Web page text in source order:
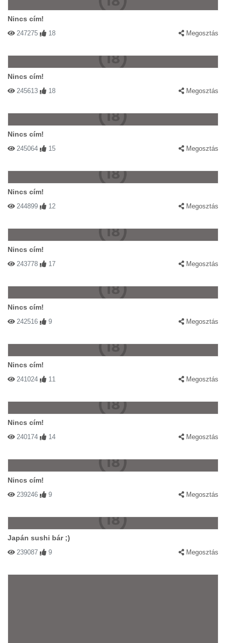
Nincs cím!
247275 18 Megosztás
Nincs cím!
245613 18 Megosztás
Nincs cím!
245064 15 Megosztás
Nincs cím!
244899 12 Megosztás
Nincs cím!
243778 17 Megosztás
Nincs cím!
242516 9 Megosztás
Nincs cím!
241024 11 Megosztás
Nincs cím!
240174 14 Megosztás
Nincs cím!
239246 9 Megosztás
Japán sushi bár ;)
239087 9 Megosztás